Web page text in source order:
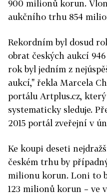
900 milionů korun.
aukčního trhu 854
Rekordním byl dosud
obrat českých aukcí
rok byl jedním z
aukcí," řekla Marcela
portálu Artplus.cz,
systematicky sleduje.
2015 portál zveřejní v
Ke koupi deseti
českém trhu by
milionu korun. Loni to
123 milionů korun – ve